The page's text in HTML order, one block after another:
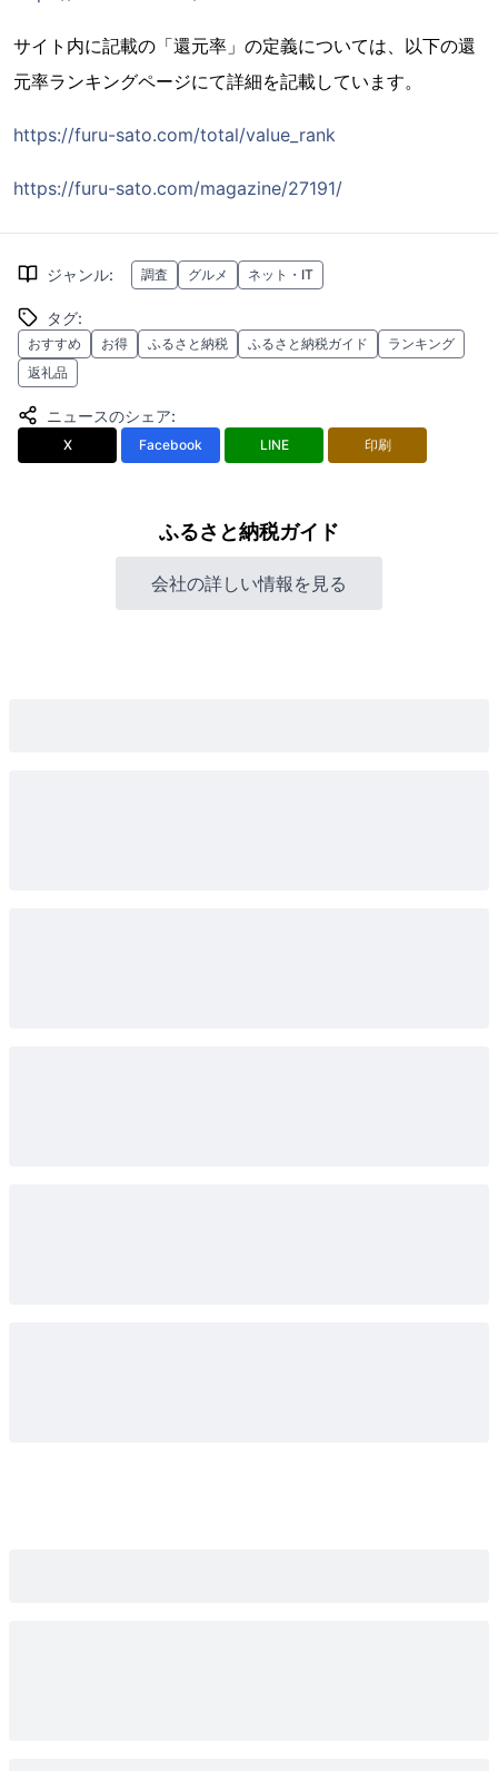
サイト内に記載の「還元率」の定義については、以下の還
元率ランキングページにて詳細を記載しています。
https://furu-sato.com/total/value_rank
https://furu-sato.com/magazine/27191/
ジャンル: 調査 グルメ ネット・IT
タグ:
おすすめ お得 ふるさと納税 ふるさと納税ガイド
ランキング
返礼品
ニュースのシェア:
X Facebook LINE 印刷
ふるさと納税ガイド
会社の詳しい情報を見る